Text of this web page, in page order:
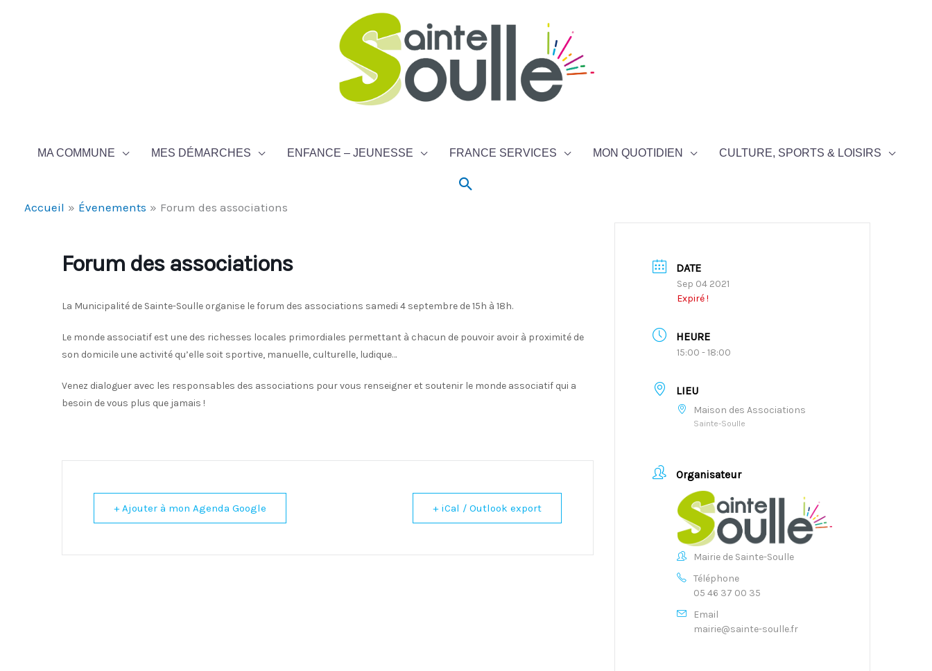
MA COMMUNE MES DÉMARCHES ENFANCE – JEUNESSE FRANCE SERVICES MON QUOTIDIEN CULTURE, SPORTS & LOISIRS
Rechercher
Accueil Évenements Forum des associations
Forum des associations
La Municipalité de Sainte-Soulle organise le forum des associations samedi 4 septembre de 15h à 18h.
Le monde associatif est une des richesses locales primordiales permettant à chacun de pouvoir avoir à proximité de
son domicile une activité qu’elle soit sportive, manuelle, culturelle, ludique…
Venez dialoguer avec les responsables des associations pour vous renseigner et soutenir le monde associatif qui a
besoin de vous plus que jamais !
+ Ajouter à mon Agenda Google + iCal / Outlook export
DATE
Sep 04 2021
Expiré !
HEURE
15:00 - 18:00
LIEU
Maison des Associations
Sainte-Soulle
Organisateur
Mairie de Sainte-Soulle
Téléphone
05 46 37 00 35
Email
mairie@sainte-soulle.fr